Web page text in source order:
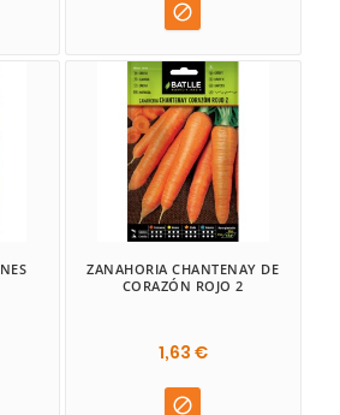

ZANAHORIA CHANTENAY DE
CORAZÓN ROJO 2
1,63 €
